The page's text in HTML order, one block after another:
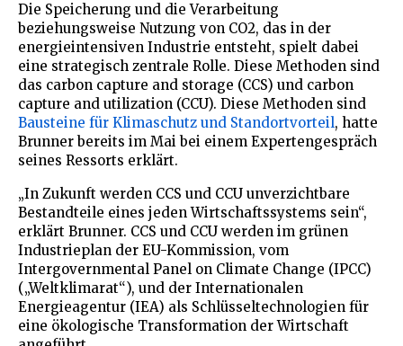
Die Speicherung und die Verarbeitung
beziehungsweise Nutzung von CO2, das in der
energieintensiven Industrie entsteht, spielt dabei
eine strategisch zentrale Rolle. Diese Methoden sind
das carbon capture and storage (CCS) und carbon
capture and utilization (CCU). Diese Methoden sind
Bausteine für Klimaschutz und Standortvorteil, hatte
Brunner bereits im Mai bei einem Expertengespräch
seines Ressorts erklärt.
„In Zukunft werden CCS und CCU unverzichtbare
Bestandteile eines jeden Wirtschaftssystems sein“,
erklärt Brunner. CCS und CCU werden im grünen
Industrieplan der EU-Kommission, vom
Intergovernmental Panel on Climate Change (IPCC)
(„Weltklimarat“), und der Internationalen
Energieagentur (IEA) als Schlüsseltechnologien für
eine ökologische Transformation der Wirtschaft